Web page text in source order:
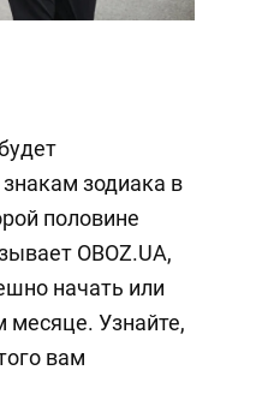
зодиака в
половине
OBOZ.UA,
начать или
месяце. Узнайте,
вам